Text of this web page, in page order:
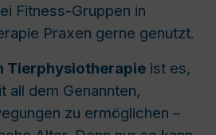
Fitness-Gruppen in
Praxen gerne genutzt.
Tierphysiotherapie ist es,
all dem Genannten,
zu ermöglichen –